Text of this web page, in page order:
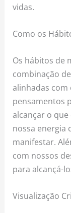
vidas.
Como os
Os hábitos de
combinação
alinhadas com
pensamentos
alcançar o
nossa energia
manifestar.
com nossos
para alcançá-
Visualização